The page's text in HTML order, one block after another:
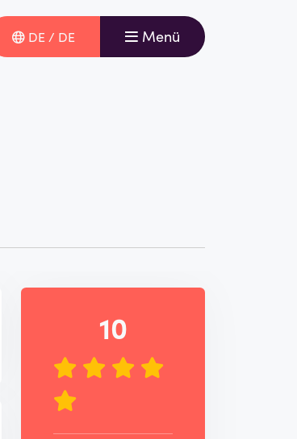
DE / DE Menü
10